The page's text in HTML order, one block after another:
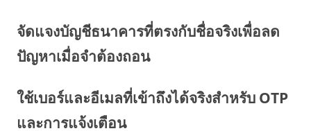
จัดแจงบัญชีธนาคารที่ตรงกับชื่อจริงเพื่อลด
ปัญหาเมื่อจำต้องถอน
ใช้เบอร์และอีเมลที่เข้าถึงได้จริงสำหรับ OTP
และการแจ้งเตือน